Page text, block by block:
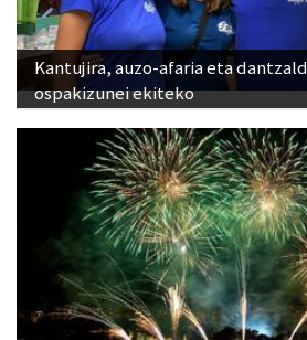
Kantujira, auzo-afaria eta
ospakizunei ekiteko